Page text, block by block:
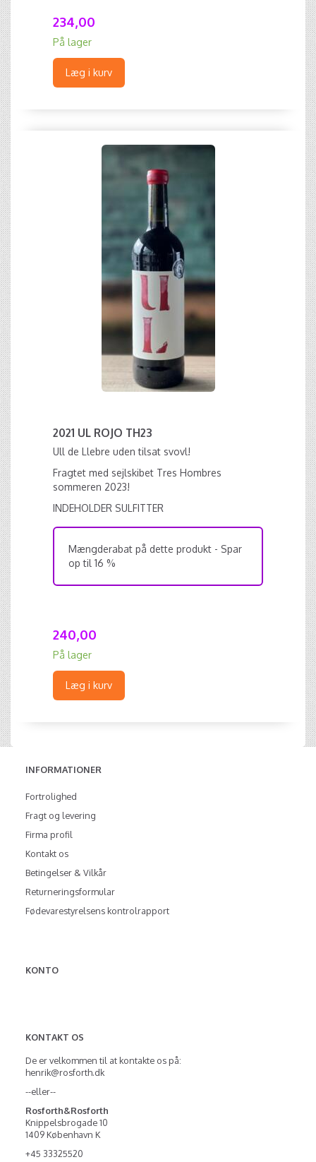
234,00
På lager
Læg i kurv
2021 UL ROJO TH23
Ull de Llebre uden tilsat svovl!
Fragtet med sejlskibet Tres Hombres
sommeren 2023!
INDEHOLDER SULFITTER
Mængderabat på dette produkt - Spar
op til 16 %
240,00
På lager
Læg i kurv
INFORMATIONER
Fortrolighed
Fragt og levering
Firma profil
Kontakt os
Betingelser & Vilkår
Returneringsformular
Fødevarestyrelsens kontrolrapport
KONTO
KONTAKT OS
De er velkommen til at kontakte os på:
henrik@rosforth.dk
--eller--
Rosforth&Rosforth
Knippelsbrogade 10
1409 København K
+45 33325520